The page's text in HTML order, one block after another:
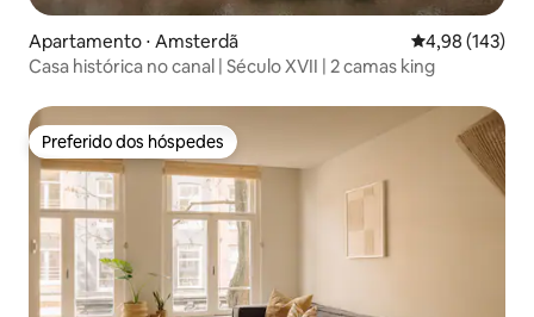
Apartamento ⋅ Amsterdã 4,98 de uma
4,98 (143)
Casa histórica no canal | Século XVII | 2 camas king
Preferido dos hóspedes
Preferido dos hóspedes